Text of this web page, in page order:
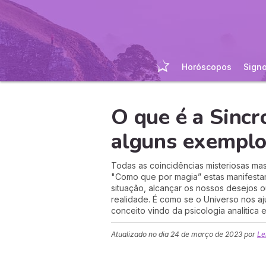
Horóscopos
O que é a
alguns
Todas as coincidências misteriosas
"Como que por magia” estas
situação, alcançar os nossos desejos
realidade. É como se o Universo nos
conceito vindo da psicologia analítica
Atualizado no dia 24 de março de 2023 por